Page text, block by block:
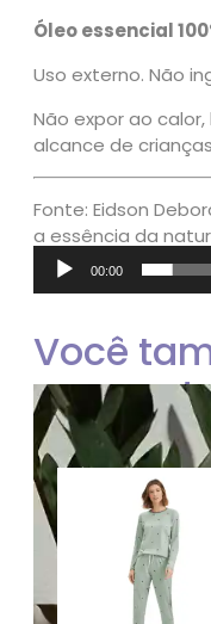
Óleo essencial
Uso externo. Não
Não expor ao
alcance de
Fonte: Eidson
a essência da
essenciais na
vídeo
00:00
Você
gostar